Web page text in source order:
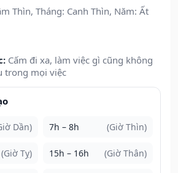
Thìn, Tháng: Canh Thìn, Năm: Ất
Cấm đi xa, làm việc gì cũng không
trong mọi việc
Dần) 7h – 8h (Giờ Thìn)
(Giờ Tỵ) 15h – 16h (Giờ Thân)